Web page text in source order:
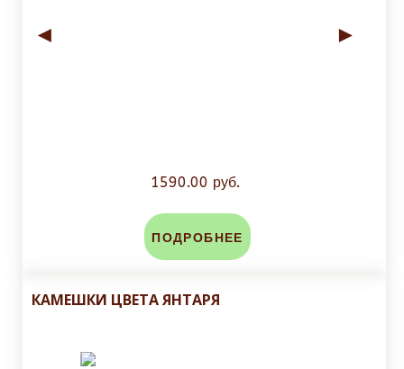
◄ ►
1590.00 руб.
ПОДРОБНЕЕ
КАМЕШКИ ЦВЕТА ЯНТАРЯ